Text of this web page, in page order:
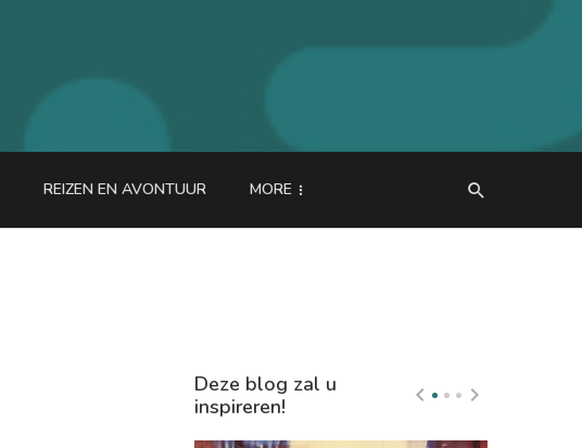
REIZEN EN AVONTUUR MORE
Deze blog zal u
inspireren!